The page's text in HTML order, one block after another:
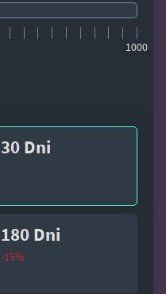
1000
30 Dni
180 Dni
-15%